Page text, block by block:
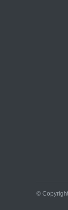
© Copyright